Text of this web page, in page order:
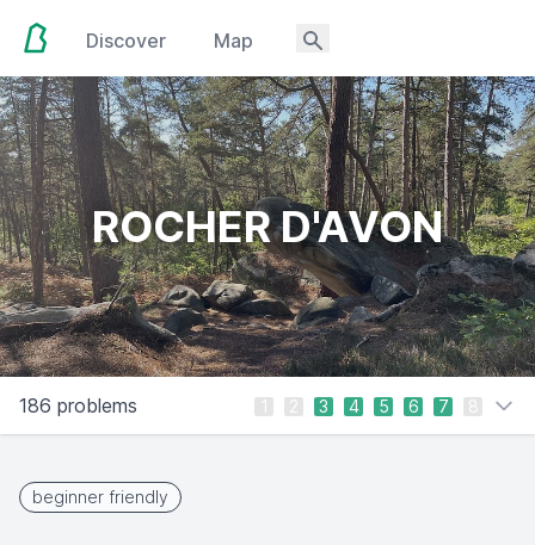
Discover Map
ROCHER D'AVON
186 problems 1 2 3 4 5 6 7 8
beginner friendly